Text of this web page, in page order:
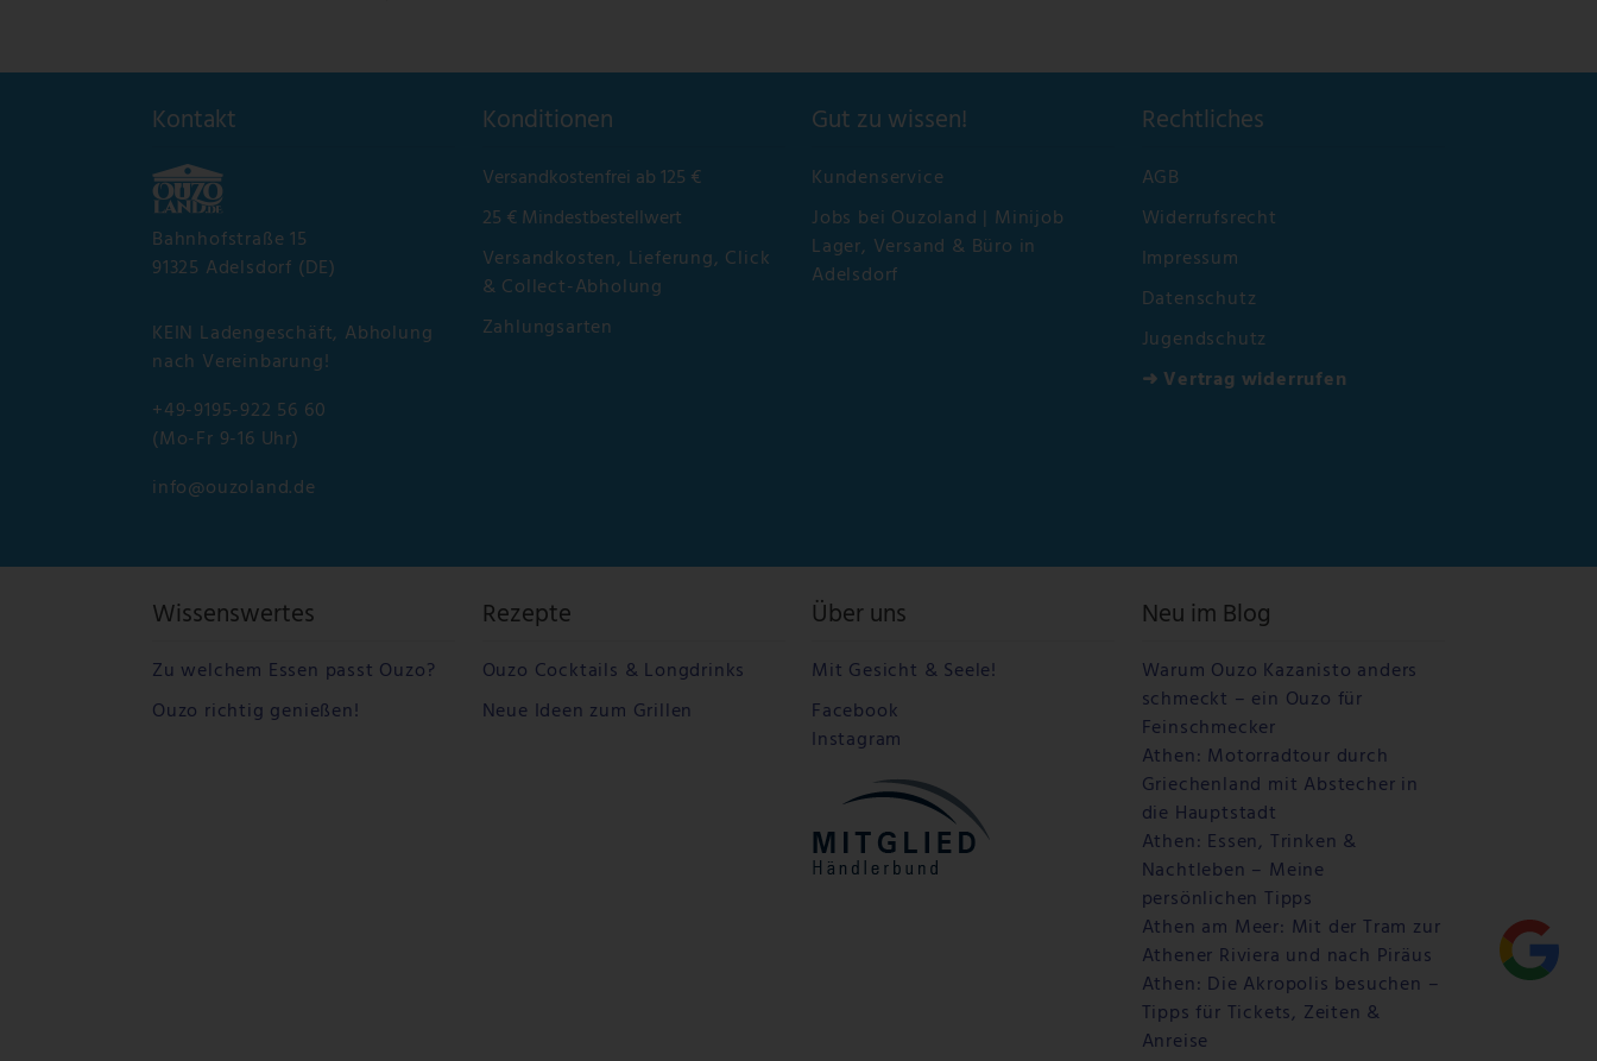
Kontakt
Bahnhofstraße 15
91325 Adelsdorf (DE)
KEIN Ladengeschäft, Abholung
nach Vereinbarung!
+49-9195-922 56 60
(Mo-Fr 9-16 Uhr)
info@ouzoland.de
Konditionen
Versandkostenfrei ab 125 €
25 € Mindestbestellwert
Versandkosten, Lieferung, Click
& Collect-Abholung
Zahlungsarten
Gut zu wissen!
Kundenservice
Jobs bei Ouzoland | Minijob
Lager, Versand & Büro in
Adelsdorf
Rechtliches
AGB
Widerrufsrecht
Impressum
Datenschutz
Jugendschutz
➜ Vertrag widerrufen
Wissenswertes
Zu welchem Essen passt Ouzo?
Ouzo richtig genießen!
Rezepte
Ouzo Cocktails & Longdrinks
Neue Ideen zum Grillen
Über uns
Mit Gesicht & Seele!
Facebook
Instagram
Neu im Blog
Warum Ouzo Kazanisto anders
schmeckt – ein Ouzo für
Feinschmecker
Athen: Motorradtour durch
Griechenland mit Abstecher in
die Hauptstadt
Athen: Essen, Trinken &
Nachtleben – Meine
persönlichen Tipps
Athen am Meer: Mit der Tram zur
Athener Riviera und nach Piräus
Athen: Die Akropolis besuchen –
Tipps für Tickets, Zeiten &
Anreise